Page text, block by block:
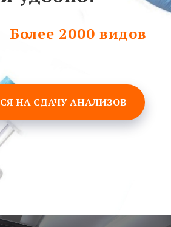
Более 2000 видов
НА СДАЧУ АНАЛИЗОВ